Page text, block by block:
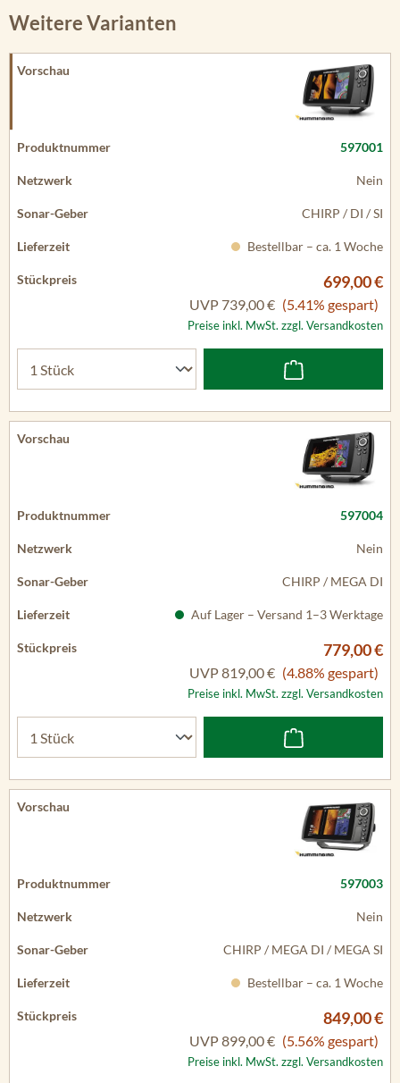
Weitere Varianten
597001
Nein
CHIRP / DI / SI
Bestellbar – ca. 1 Woche
699,00 €
UVP 739,00 € (5.41% gespart)
Preise inkl. MwSt. zzgl. Versandkosten
597004
Nein
CHIRP / MEGA DI
Auf Lager – Versand 1–3 Werktage
779,00 €
UVP819,00 € (4.88% gespart)
Preise inkl. MwSt. zzgl. Versandkosten
597003
Nein
CHIRP / MEGA DI / MEGA SI
Bestellbar – ca. 1 Woche
849,00 €
UVP899,00 € (5.56% gespart)
Preise inkl. MwSt. zzgl. Versandkosten